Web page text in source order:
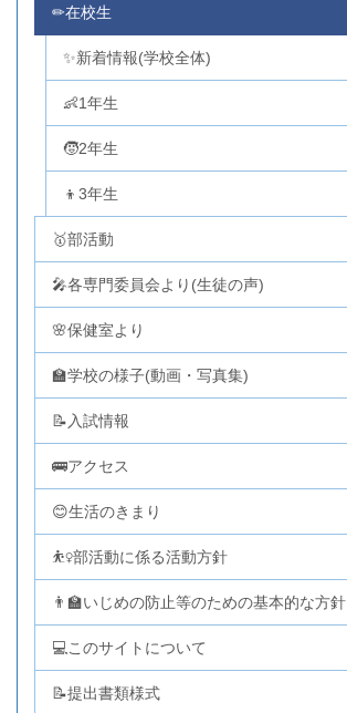
✏在校生
✨新着情報(学校全体)
👶1年生
🧒2年生
👦3年生
🥇部活動
🎤各専門委員会より(生徒の声)
🌸保健室より
🏫学校の様子(動画・写真集)
📝入試情報
🚌アクセス
😊生活のきまり
⛹️‍♀️部活動に係る活動方針
👨‍🏫いじめの防止等のための基本的な方針
💻このサイトについて
📝提出書類様式